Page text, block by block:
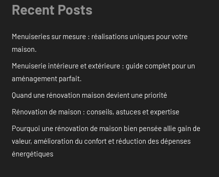
Recent Posts
Menuiseries sur mesure : réalisations uniques pour votre
maison.
Menuiserie intérieure et extérieure : guide complet pour un
aménagement parfait.
Quand une rénovation maison devient une priorité
Rénovation de maison : conseils, astuces et expertise
Pourquoi une rénovation de maison bien pensée allie gain de
valeur, amélioration du confort et réduction des dépenses
énergétiques